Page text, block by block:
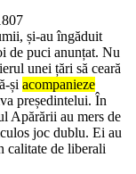
și-au îngăduit
de puci anunțat. Nu
unei țări să ceară
și acompanieze
președintelui. În
Apărării au mers de
joc dublu. Ei au
calitate de liberali